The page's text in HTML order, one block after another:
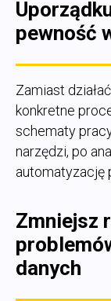
pewność
Zamiast
konkretne
schematy
narzędzi, po
automatyzację
Zmniejsz
danych